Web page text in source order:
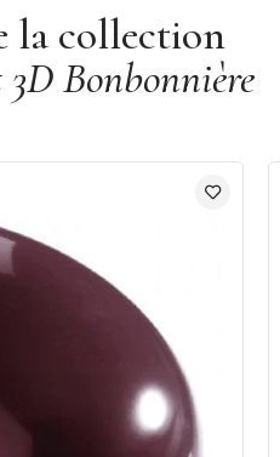
la collection
Bonbonnière